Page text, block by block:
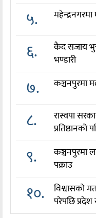
५.
६.
कैद सजाय
भण्डारी
७. कञ्चनपुरमा
८.
रास्वपा
प्रतिष्ठानको
९.
कञ्चनपुरमा
पक्राउ
१०.
विश्वासको
परेपछि